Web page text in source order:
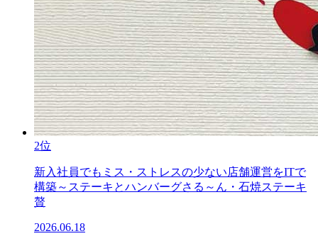
2位
新入社員でもミス・ストレスの少ない店舗運営をITで
構築～ステーキとハンバーグさる～ん・石焼ステーキ
贅
2026.06.18